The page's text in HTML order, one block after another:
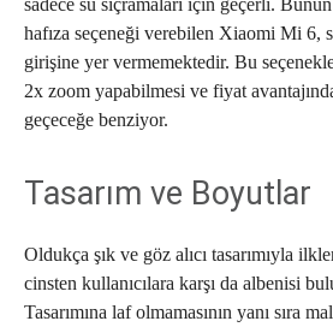
hafıza seçeneği verebilen Xiaomi Mi 6,
girişine yer vermemektedir. Bu
2x zoom yapabilmesi ve fiyat
geçeceğe benziyor.
Tasarım ve Boyutlar
Oldukça şık ve göz alıcı tasarımıyla
cinsten kullanıcılara karşı da albenisi
Tasarımına laf olmamasının yanı sıra